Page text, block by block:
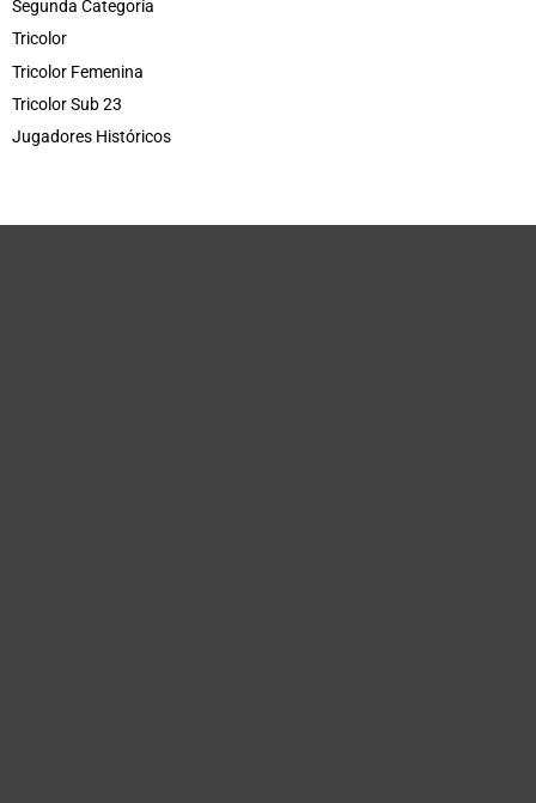
Segunda Categoría
Tricolor
Tricolor Femenina
Tricolor Sub 23
Jugadores Históricos